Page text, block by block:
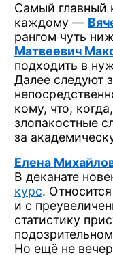
Самый главный
каждому —
рангом чуть
Матвеевич
подходить в
Далее следуют
кому, что,
злопакостные
за
Елена
В деканате
курс. Относится
и с
статистику
Но ещё не